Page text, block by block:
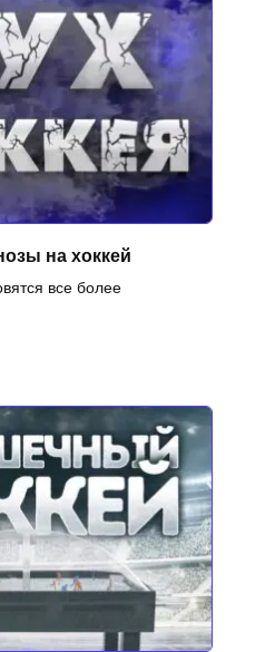
на хоккей
все более